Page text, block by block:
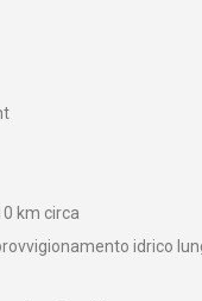
km circa
idrico